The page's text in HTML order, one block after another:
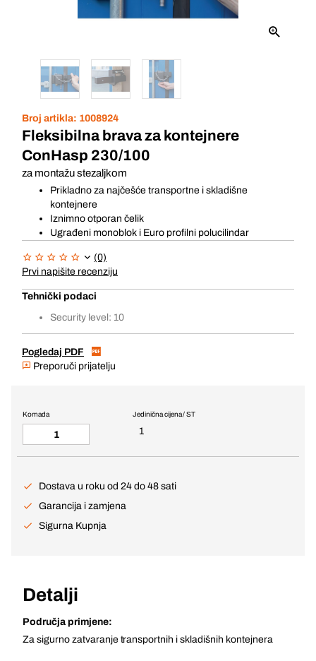
Broj artikla: 1008924
Fleksibilna brava za kontejnere
ConHasp 230/100
za montažu stezaljkom
Prikladno za najčešće transportne i skladišne
kontejnere
Iznimno otporan čelik
Ugrađeni monoblok i Euro profilni polucilindar
(0)
Prvi napišite recenziju
Tehnički podaci
Security level: 10
Pogledaj PDF
Preporuči prijatelju
Jedinična cijena / ST
1
Komada
Dostava u roku od 24 do 48 sati
Garancija i zamjena
Sigurna Kupnja
Detalji
Područja primjene:
Za sigurno zatvaranje transportnih i skladišnih kontejnera